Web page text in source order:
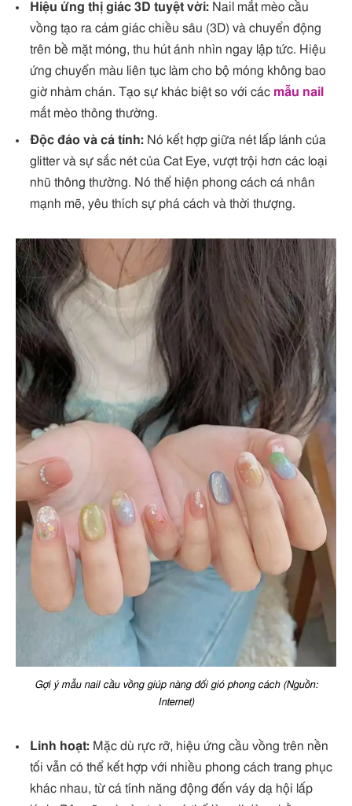
Hiệu ứng thị giác 3D tuyệt vời: Nail mắt mèo cầu
vồng tạo ra cảm giác chiều sâu (3D) và chuyển động
trên bề mặt móng, thu hút ánh nhìn ngay lập tức. Hiệu
ứng chuyển màu liên tục làm cho bộ móng không bao
giờ nhàm chán. Tạo sự khác biệt so với các mẫu nail
mắt mèo thông thường.
Độc đáo và cá tính: Nó kết hợp giữa nét lấp lánh của
glitter và sự sắc nét của Cat Eye, vượt trội hơn các loại
nhũ thông thường. Nó thể hiện phong cách cá nhân
mạnh mẽ, yêu thích sự phá cách và thời thượng.
Gợi ý mẫu nail cầu vồng giúp nàng đổi gió phong cách (Nguồn:
Internet)
Linh hoạt: Mặc dù rực rỡ, hiệu ứng cầu vồng trên nền
tối vẫn có thể kết hợp với nhiều phong cách trang phục
khác nhau, từ cá tính năng động đến váy dạ hội lấp